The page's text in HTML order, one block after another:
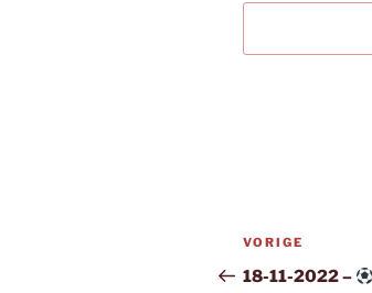
Bericht
navigatie
Vorig
bericht
VORIGE
18-11-2022 –